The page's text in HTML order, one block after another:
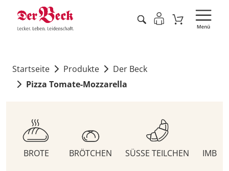
Startseite Produkte
Der Beck
Pizza Tomate-Mozzarella
BROTE BRÖTCHEN SÜSSE TEILCHEN